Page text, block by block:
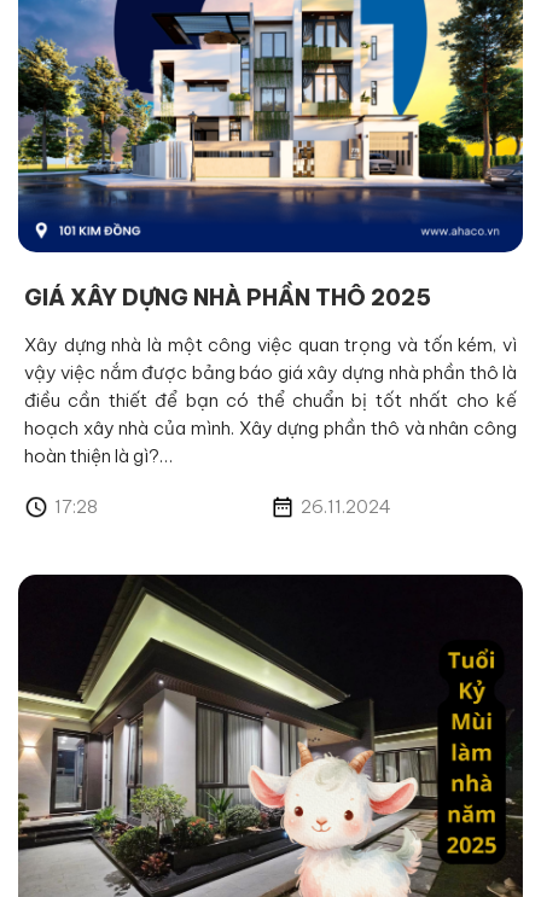
GIÁ XÂY DỰNG NHÀ PHẦN THÔ 2025
Xây dựng nhà là một công việc quan trọng và tốn kém, vì
vậy việc nắm được bảng báo giá xây dựng nhà phần thô là
điều cần thiết để bạn có thể chuẩn bị tốt nhất cho kế
hoạch xây nhà của mình. Xây dựng phần thô và nhân công
hoàn thiện là gì?…
17:28 26.11.2024